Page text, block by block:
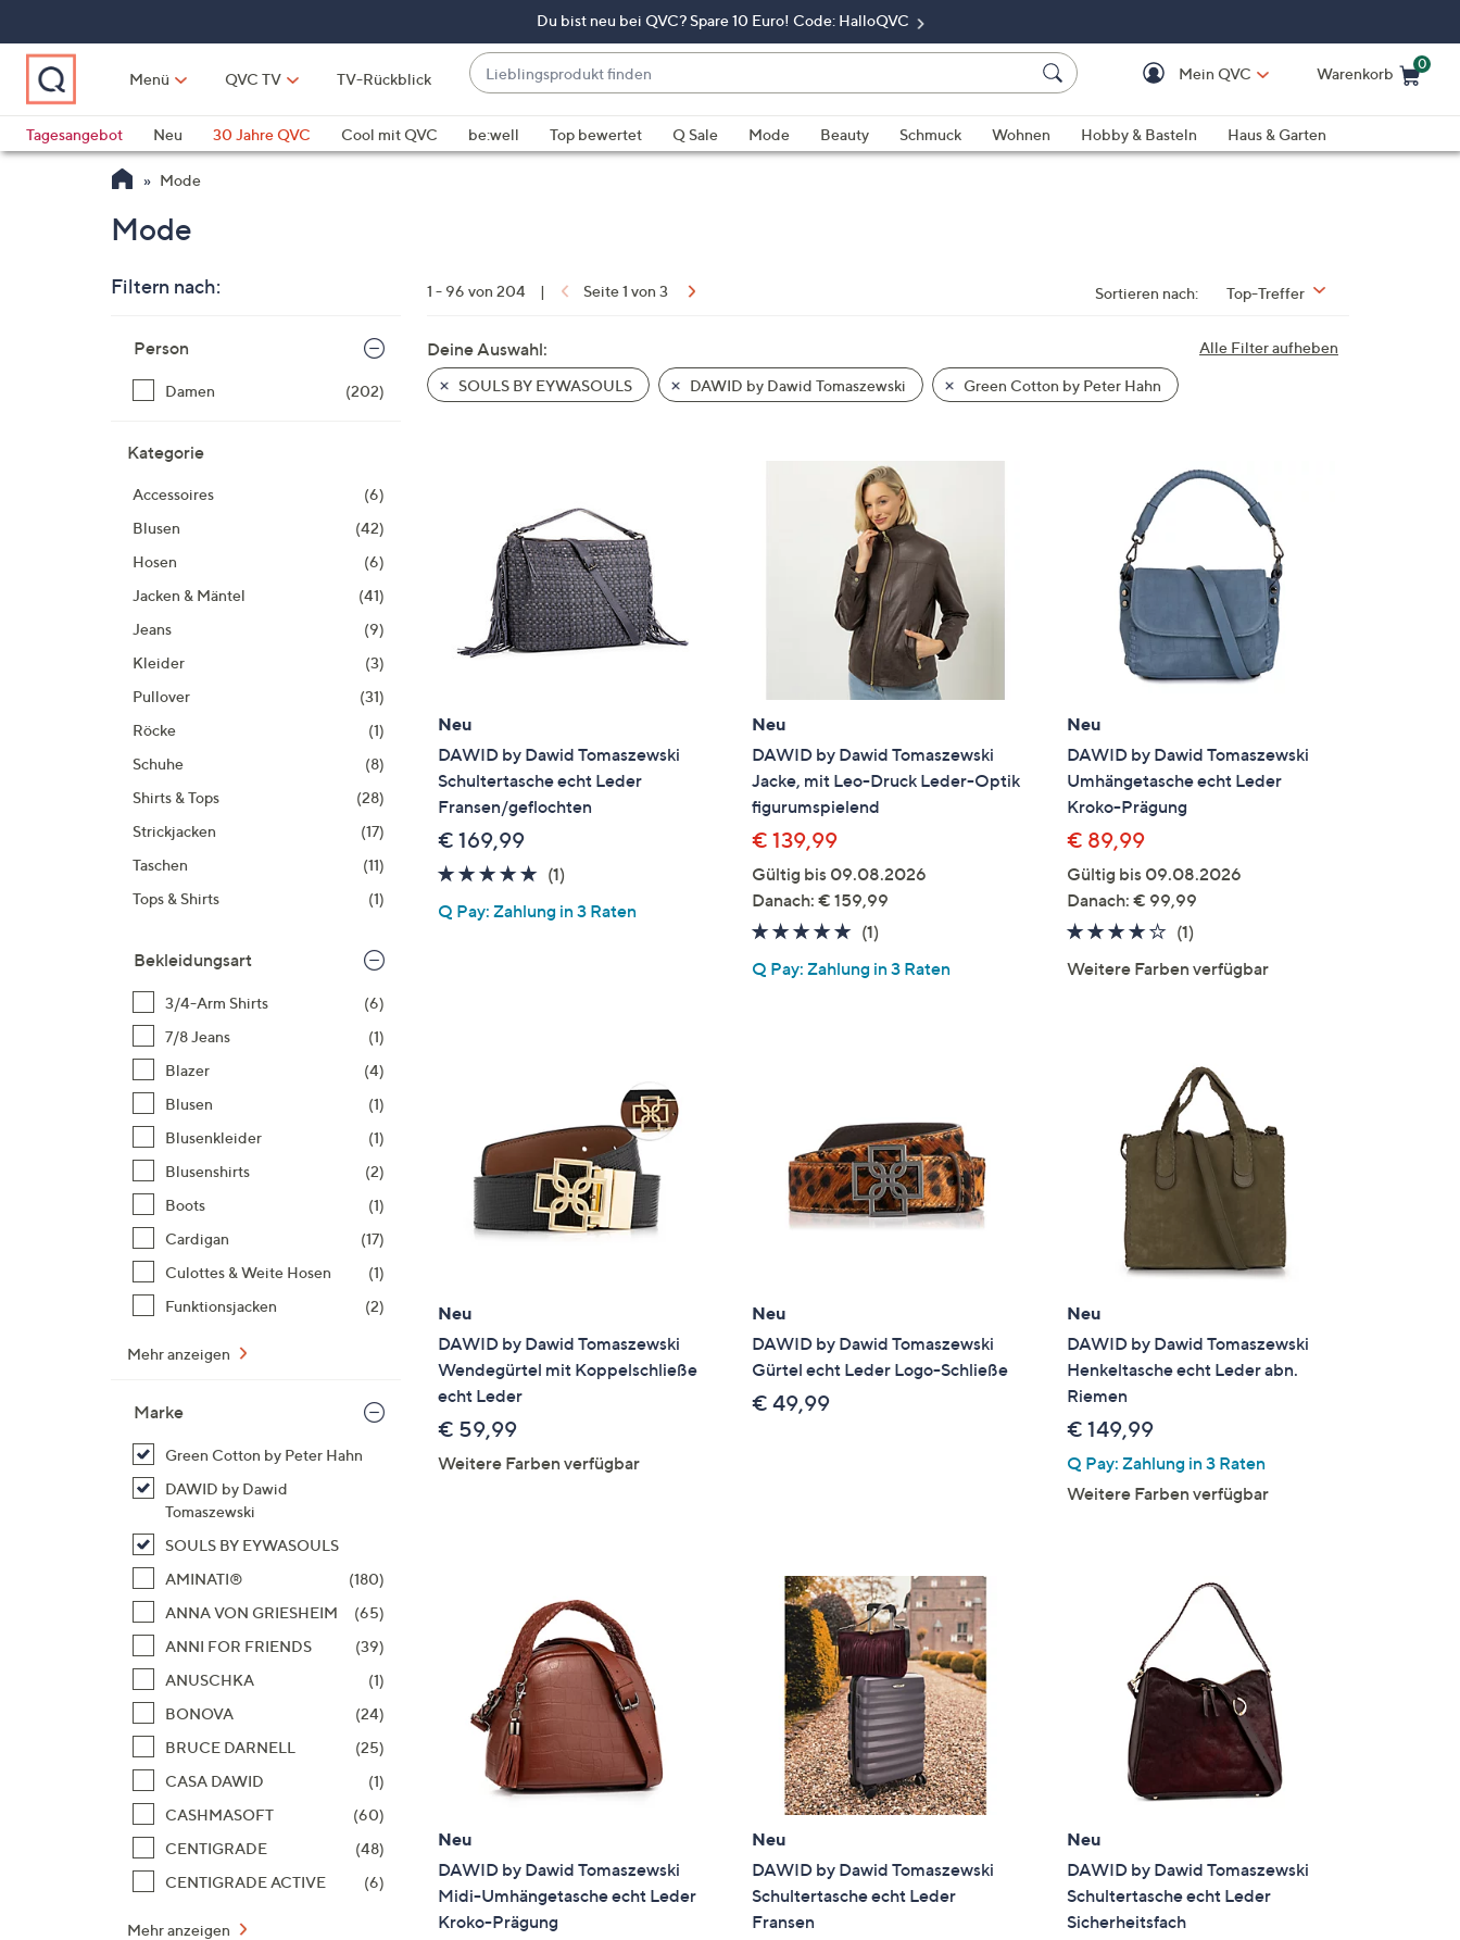
springen
Du bist neu bei QVC? Spare 10 Euro! Code: HalloQVC
Menü QVC TV TV-Rückblick
Lieblingsprodukt
finden
Vorschläge
verfügbar
Pfeiltasten
oben
und
nach
Touch-
Geräten
nach
links
bzw.
diese
anzuzeigen.
Mein QVC Warenkorb
0
Tagesangebot
Neu 30 Jahre QVC Cool mit QVC be:well Top bewertet Q Sale Mode Beauty Schmuck Wohnen Hobby & Basteln
Haus & Garten
QLINARISCH
Mode
Mode
Filtern nach:
Produktliste
Person
Damen (202)
Kategorie
Accessoires
(6)
Blusen
(42)
Hosen
(6)
Jacken & Mäntel
(41)
Jeans
(9)
Kleider
(3)
Pullover
(31)
Röcke
(1)
Schuhe
(8)
Shirts & Tops
(28)
Strickjacken
(17)
Taschen
(11)
Tops & Shirts
(1)
Bekleidungsart
3/4-Arm Shirts
(6)
7/8 Jeans
(1)
Blazer
(4)
Blusen
(1)
Blusenkleider
(1)
Blusenshirts
(2)
Boots
(1)
Cardigan
(17)
Culottes & Weite Hosen
(1)
Funktionsjacken
(2)
Mehr anzeigen
Marke
Green Cotton by Peter Hahn
DAWID by Dawid
Tomaszewski
SOULS BY EYWASOULS
AMINATI®
(180)
ANNA VON GRIESHEIM
(65)
ANNI FOR FRIENDS
(39)
ANUSCHKA
(1)
BONOVA
(24)
BRUCE DARNELL
(25)
CASA DAWID
(1)
CASHMASOFT
(60)
CENTIGRADE
(48)
CENTIGRADE ACTIVE
(6)
Mehr anzeigen
1 - 96 von 204 | Seite 1 von 3 Sortieren nach: Top-Treffer
Alle Filter aufheben
Deine Auswahl:
SOULS BY EYWASOULS DAWID by Dawid Tomaszewski Green Cotton by Peter Hahn
Neu
DAWID by Dawid Tomaszewski
Schultertasche echt Leder
Fransen/geflochten
€ 169,99
5.0
5
(1)1
Q Pay: Zahlung in 3 Raten
Neu
DAWID by Dawid Tomaszewski
Jacke, mit Leo-Druck Leder-Optik
figurumspielend
€ 139,99
Gültig bis 09.08.2026
Danach: € 159,99
5.0
5
(1)
Q Pay: Zahlung in 3 Raten
Neu
DAWID by Dawid Tomaszewski
Umhängetasche echt Leder
Kroko-Prägung
€ 89,99
Gültig bis 09.08.2026
Danach: € 99,99
4.0
5
(1)
Weitere Farben verfügbar
Neu
DAWID by Dawid Tomaszewski
Wendegürtel mit Koppelschließe
echt Leder
€ 59,99
Weitere Farben verfügbar
Neu
DAWID by Dawid Tomaszewski
Gürtel echt Leder Logo-Schließe
€ 49,99
Neu
DAWID by Dawid Tomaszewski
Henkeltasche echt Leder abn.
Riemen
€ 149,99
Q Pay: Zahlung in 3 Raten
Weitere Farben verfügbar
Neu
DAWID by Dawid Tomaszewski
Midi-Umhängetasche echt Leder
Kroko-Prägung
Neu
DAWID by Dawid Tomaszewski
Schultertasche echt Leder
Fransen
Neu
DAWID by Dawid Tomaszewski
Schultertasche echt Leder
Sicherheitsfach